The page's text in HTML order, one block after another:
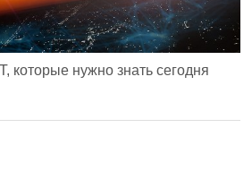
которые нужно знать сегодня